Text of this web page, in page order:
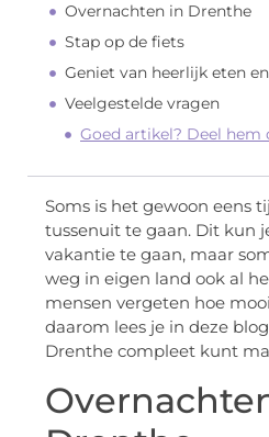
Overnachten in Drenthe
Stap op de fiets
Geniet van heerlijk eten
Veelgestelde vragen
Goed artikel? Deel hem
Soms is het gewoon eens
tussenuit te gaan. Dit kun
vakantie te gaan, maar
weg in eigen land ook al
mensen vergeten hoe
daarom lees je in deze
Drenthe compleet kunt